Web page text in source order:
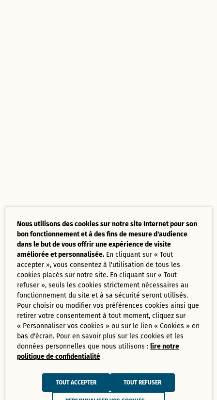
Nous utilisons des cookies sur notre site Internet pour son
bon fonctionnement et à des fins de mesure d'audience
dans le but de vous offrir une expérience de visite
améliorée et personnalisée. En cliquant sur « Tout
accepter », vous consentez à l'utilisation de tous les
cookies placés sur notre site. En cliquant sur « Tout
refuser », seuls les cookies strictement nécessaires au
fonctionnement du site et à sa sécurité seront utilisés.
Pour choisir ou modifier vos préférences cookies ainsi que
retirer votre consentement à tout moment, cliquez sur
« Personnaliser vos cookies » ou sur le lien « Cookies » en
bas d'écran. Pour en savoir plus sur les cookies et les
données personnelles que nous utilisons :lire notre
politique de confidentialité
TOUT ACCEPTER TOUT REFUSER